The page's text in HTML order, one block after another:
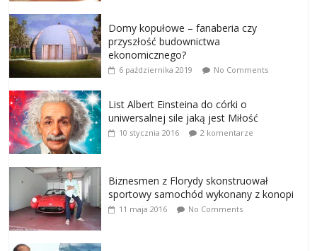
Domy kopułowe – fanaberia czy
przyszłość budownictwa
ekonomicznego?
6 października 2019 No Comments
List Albert Einsteina do córki o
uniwersalnej sile jaką jest Miłość
10 stycznia 2016 2 komentarze
Biznesmen z Florydy skonstruował
sportowy samochód wykonany z konopi
11 maja 2016 No Comments